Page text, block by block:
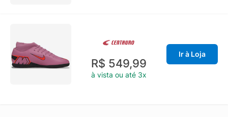
R$ 549,99
à vista ou até 3x
Ir à Loja